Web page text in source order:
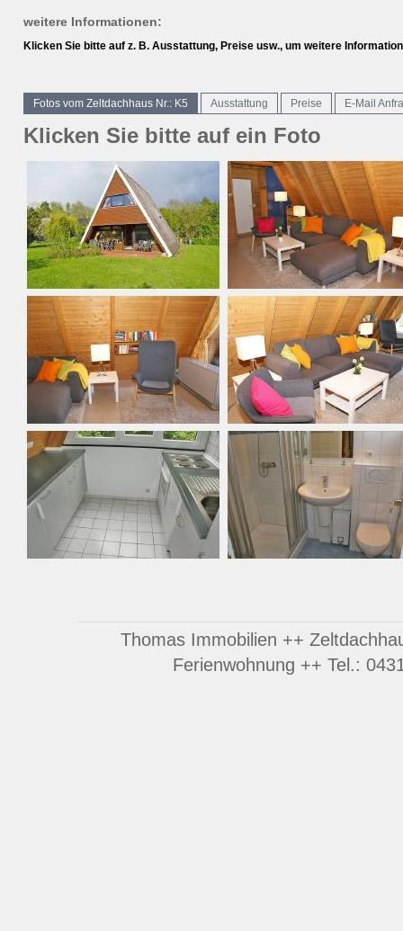
weitere Informationen:
Klicken Sie bitte auf z. B. Ausstattung, Preise usw., um weitere
Fotos vom Zeltdachhaus Nr.: K5 Ausstattung Preise E-Mail
Klicken Sie bitte auf ein Foto
Thomas Immobilien ++
Ferienwohnung ++ Tel.: